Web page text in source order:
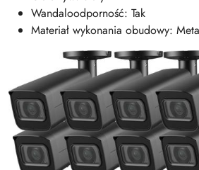
Wandaloodporność: Tak
Materiał wykonania obudowy: